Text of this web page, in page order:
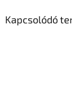
Kapcsolódó